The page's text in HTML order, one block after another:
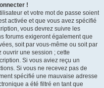
!
et votre mot de passe soient
activée et que vous avez spécifié
vous devrez suivre les
forums exigeront également que
soit par vous-même ou soit par
ouvrir une session ; cette
Si vous aviez reçu un
Si vous ne recevez pas de
spécifié une mauvaise adresse
a été filtré en tant que